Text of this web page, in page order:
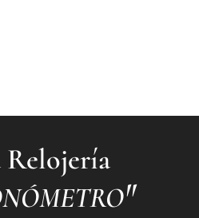
Relojería
"